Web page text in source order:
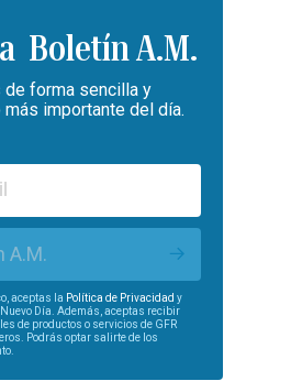
Boletín A.M.
forma sencilla y
importante del día.
A.M.
aceptas la Política de Privacidad y
Nuevo Día. Además, aceptas recibir
de productos o servicios de GFR
Podrás optar salirte de los